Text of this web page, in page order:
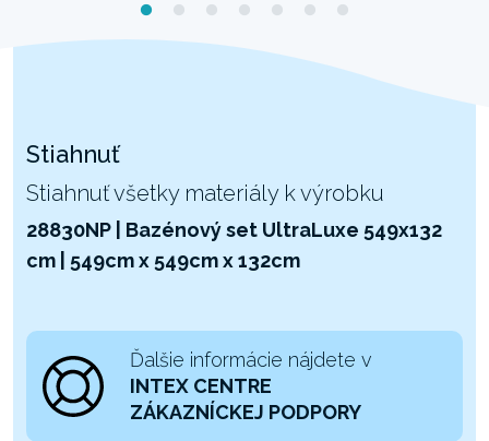
Stiahnuť
Stiahnuť všetky materiály k výrobku
28830NP | Bazénový set UltraLuxe 549x132
cm | 549cm x 549cm x 132cm
Ďalšie informácie nájdete v
INTEX CENTRE
ZÁKAZNÍCKEJ PODPORY